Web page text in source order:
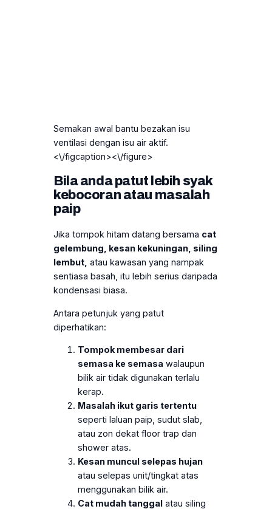
Semakan awal bantu bezakan isu
ventilasi dengan isu air aktif.
<\/figcaption><\/figure>
Bila anda patut lebih syak
kebocoran atau masalah
paip
Jika tompok hitam datang bersama cat
gelembung, kesan kekuningan, siling
lembut, atau kawasan yang nampak
sentiasa basah, itu lebih serius daripada
kondensasi biasa.
Antara petunjuk yang patut
diperhatikan:
Tompok membesar dari
semasa ke semasa walaupun
bilik air tidak digunakan terlalu
kerap.
Masalah ikut garis tertentu
seperti laluan paip, sudut slab,
atau zon dekat floor trap dan
shower atas.
Kesan muncul selepas hujan
atau selepas unit/tingkat atas
menggunakan bilik air.
Cat mudah tanggal atau siling